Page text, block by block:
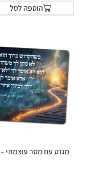
הוספה לסל
מגנט עם מסר עוצמתי – 49